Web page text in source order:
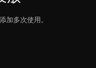
加多次使用。